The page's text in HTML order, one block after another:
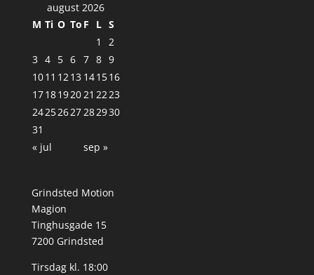
august 2026
M Ti O To F L S
1
2
3 4 5 6 7 8 9
1011 1213 141516
1718192021 2223
24252627282930
31
« jul
sep »
Grindsted Motion
Magion
Tinghusgade 15
7200 Grindsted
Tirsdag kl. 18:00